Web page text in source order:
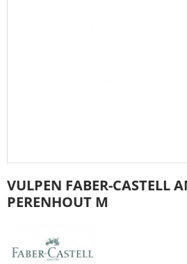
VULPEN FABER-CASTELL
PERENHOUT M